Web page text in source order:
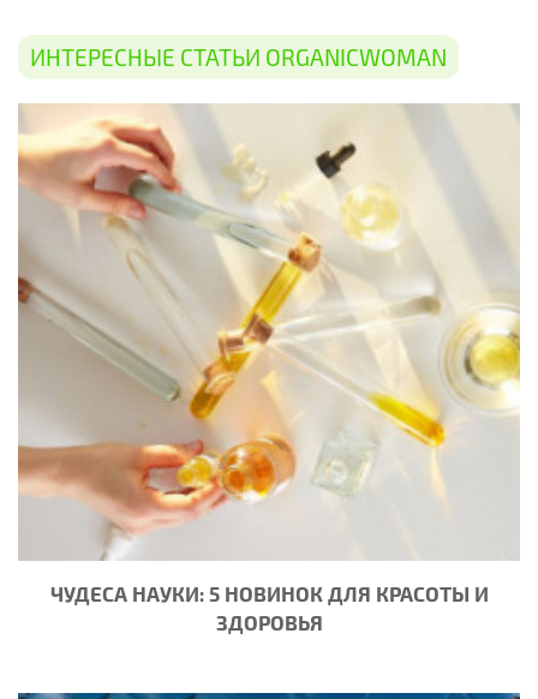
ИНТЕРЕСНЫЕ СТАТЬИ ORGANICWOMAN
ЧУДЕСА НАУКИ: 5 НОВИНОК ДЛЯ КРАСОТЫ И
ЗДОРОВЬЯ